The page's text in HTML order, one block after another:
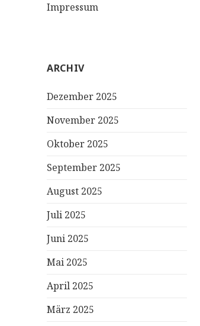
Impressum
ARCHIV
Dezember 2025
November 2025
Oktober 2025
September 2025
August 2025
Juli 2025
Juni 2025
Mai 2025
April 2025
März 2025